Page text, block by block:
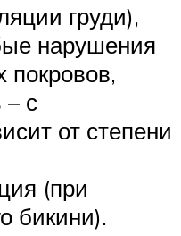
груди),
нарушения
покровов,
– с
от степени
(при
бикини).